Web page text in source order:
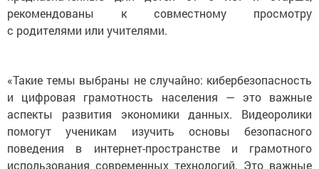
рекомендованы к совместному просмотру
с родителями или учителями.
«Такие темы выбраны не случайно: кибербезопасность
и цифровая грамотность населения — это важные
аспекты развития экономики данных. Видеоролики
помогут ученикам изучить основы безопасного
поведения в интернет-пространстве и грамотного
использования современных технологий. Это важные